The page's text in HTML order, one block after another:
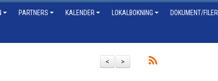
PARTNERS KALENDER LOKALBOKNING DOKUMENT/FILER
>
<